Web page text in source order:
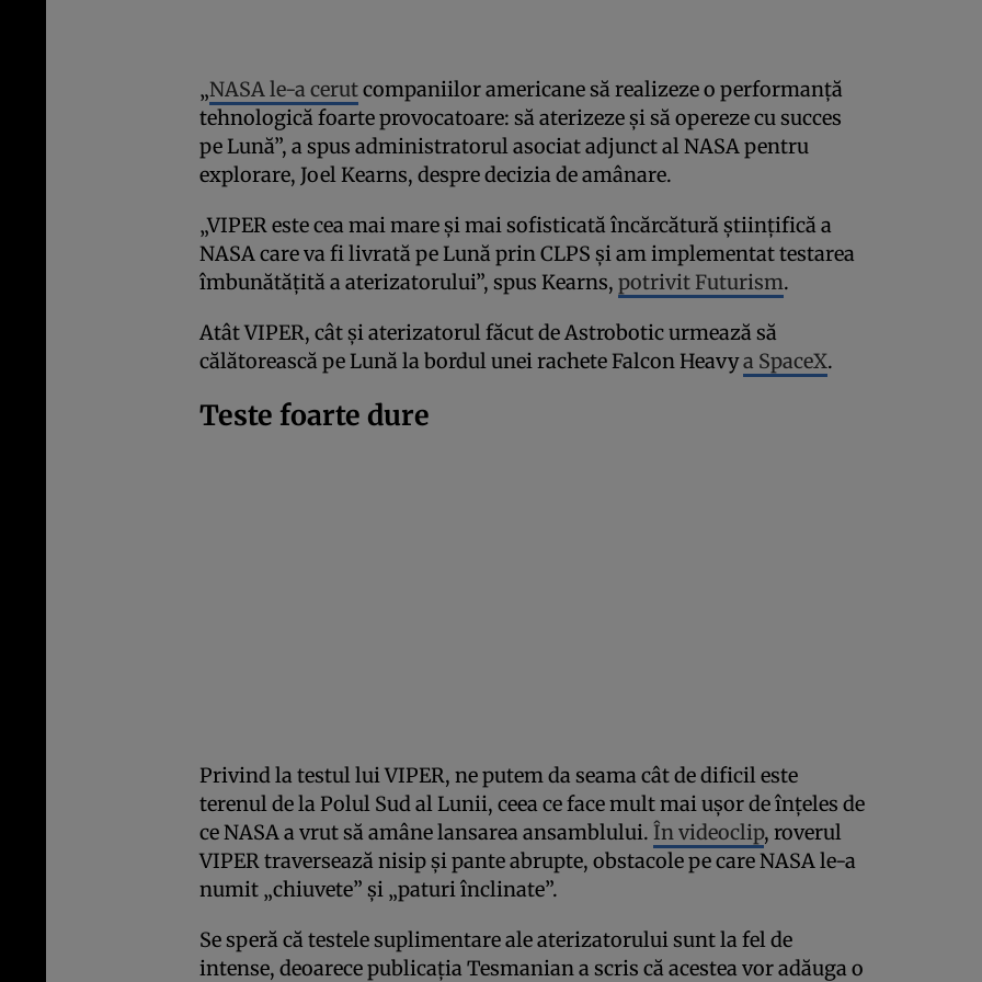
„NASA le-a cerutcompaniilor americane să realizeze o performanță
tehnologică foarte provocatoare: să aterizeze și să opereze cu succes
pe Lună”, a spus administratorul asociat adjunct al NASA pentru
explorare, Joel Kearns, despre decizia de amânare.
„VIPER este cea mai mare și mai sofisticată încărcătură științifică a
NASA care va fi livrată pe Lună prin CLPS și am implementat testarea
îmbunătățită a aterizatorului”, spus Kearns, potrivit Futurism.
Atât VIPER, cât și aterizatorul făcut de Astrobotic urmează să
călătorească pe Lună la bordul unei rachete Falcon Heavya SpaceX.
Teste foarte dure
Privind la testul lui VIPER, ne putem da seama cât de dificil este
terenul de la Polul Sud al Lunii, ceea ce face mult mai ușor de înțeles de
ce NASA a vrut să amâne lansarea ansamblului. În videoclip, roverul
VIPER traversează nisip și pante abrupte, obstacole pe care NASA le-a
numit „chiuvete” și „paturi înclinate”.
Se speră că testele suplimentare ale aterizatorului sunt la fel de
intense, deoarece publicația Tesmanian a scris că acestea vor adăuga o